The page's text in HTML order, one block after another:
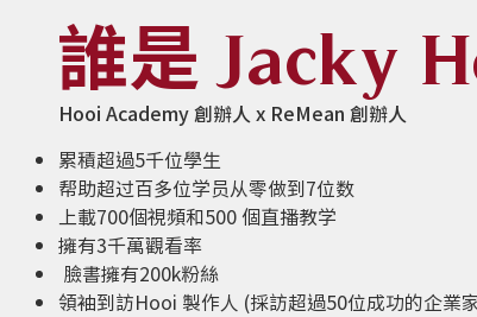
誰是Jacky
Hooi Academy 創辦人 x ReMean 創辦人
累積超過5千位學生
帮助超过百多位学员从零做到7位数
上載700個視頻和500 個直播教学
擁有3千萬觀看率
臉書擁有200k粉絲
領袖到訪Hooi 製作人 (採訪超過50位成功的企業